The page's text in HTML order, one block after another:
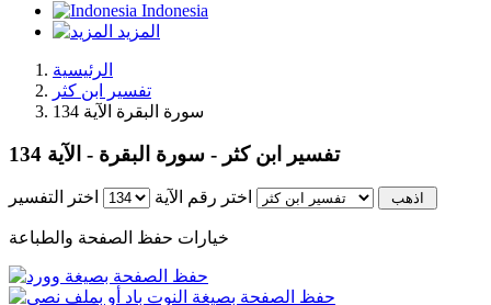
Indonesia
المزيد
الرئيسية
تفسير ابن كثر
سورة البقرة الآية 134
تفسير ابن كثر - سورة البقرة - الآية 134
اختر رقم الآية اختر التفسير
خيارات حفظ الصفحة والطباعة